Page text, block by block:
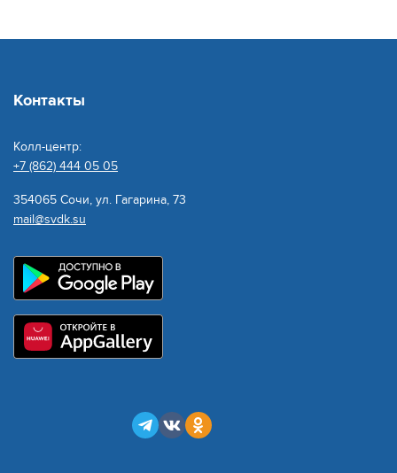
Контакты
Колл-центр:
+7 (862) 444 05 05
354065 Сочи, ул. Гагарина, 73
mail@svdk.su